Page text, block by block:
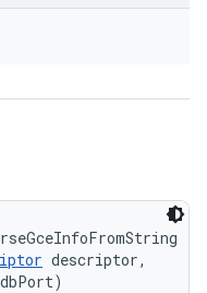
descriptor,